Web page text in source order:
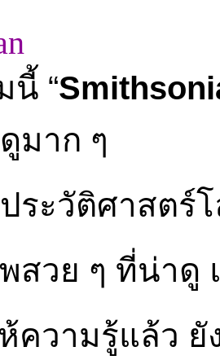
นี้ “
มาก ๆ
ประวัติศาสต
สวย ๆ ที่น่าดู
ความรู้แล้ว ยั